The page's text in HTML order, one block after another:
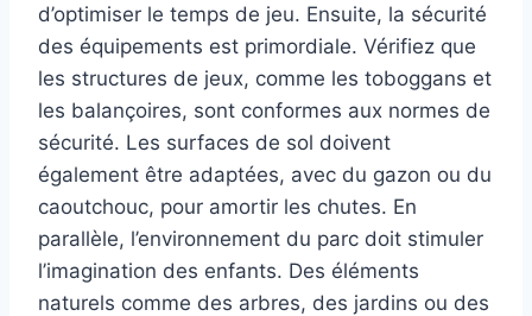
d’optimiser le temps de jeu. Ensuite, la sécurité
des équipements est primordiale. Vérifiez que
les structures de jeux, comme les toboggans et
les balançoires, sont conformes aux normes de
sécurité. Les surfaces de sol doivent
également être adaptées, avec du gazon ou du
caoutchouc, pour amortir les chutes. En
parallèle, l’environnement du parc doit stimuler
l’imagination des enfants. Des éléments
naturels comme des arbres, des jardins ou des